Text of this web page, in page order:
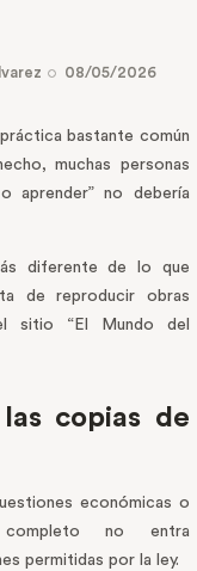
08/05/2026
bastante común
muchas personas
aprender” no debería
diferente de lo que
de reproducir obras
sitio “El Mundo del
copias de
económicas o
no entra
permitidas por la ley.